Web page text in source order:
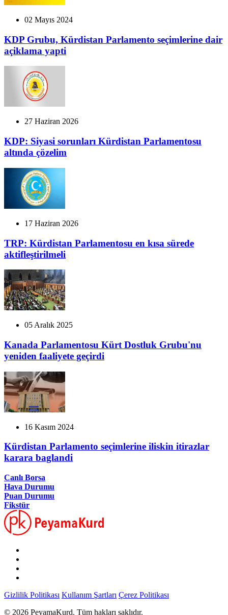
02 Mayıs 2024
KDP Grubu, Kürdistan Parlamento seçimlerine dair
açiklama yapti
27 Haziran 2026
KDP: Siyasi sorunları Kürdistan Parlamentosu
altında çözelim
17 Haziran 2026
TRP: Kürdistan Parlamentosu en kısa sürede
aktifleştirilmeli
05 Aralık 2025
Kanada Parlamentosu Kürt Dostluk Grubu'nu
yeniden faaliyete geçirdi
16 Kasım 2024
Kürdistan Parlamento seçimlerine iliskin itirazlar
karara baglandi
Canlı Borsa
Hava Durumu
Puan Durumu
Fikstür
Gizlilik Politikası Kullanım Şartları Çerez Politikası
© 2026 PeyamaKurd. Tüm hakları saklıdır.